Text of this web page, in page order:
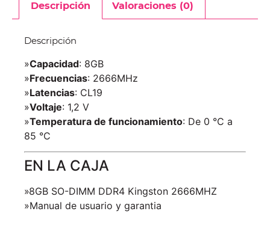
Descripción Valoraciones (0)
Descripción
»Capacidad: 8GB
»Frecuencias: 2666MHz
»Latencias: CL19
»Voltaje: 1,2 V
»Temperatura de funcionamiento: De 0 °C a
85 °C
EN LA CAJA
»8GB SO-DIMM DDR4 Kingston 2666MHZ
»Manual de usuario y garantia